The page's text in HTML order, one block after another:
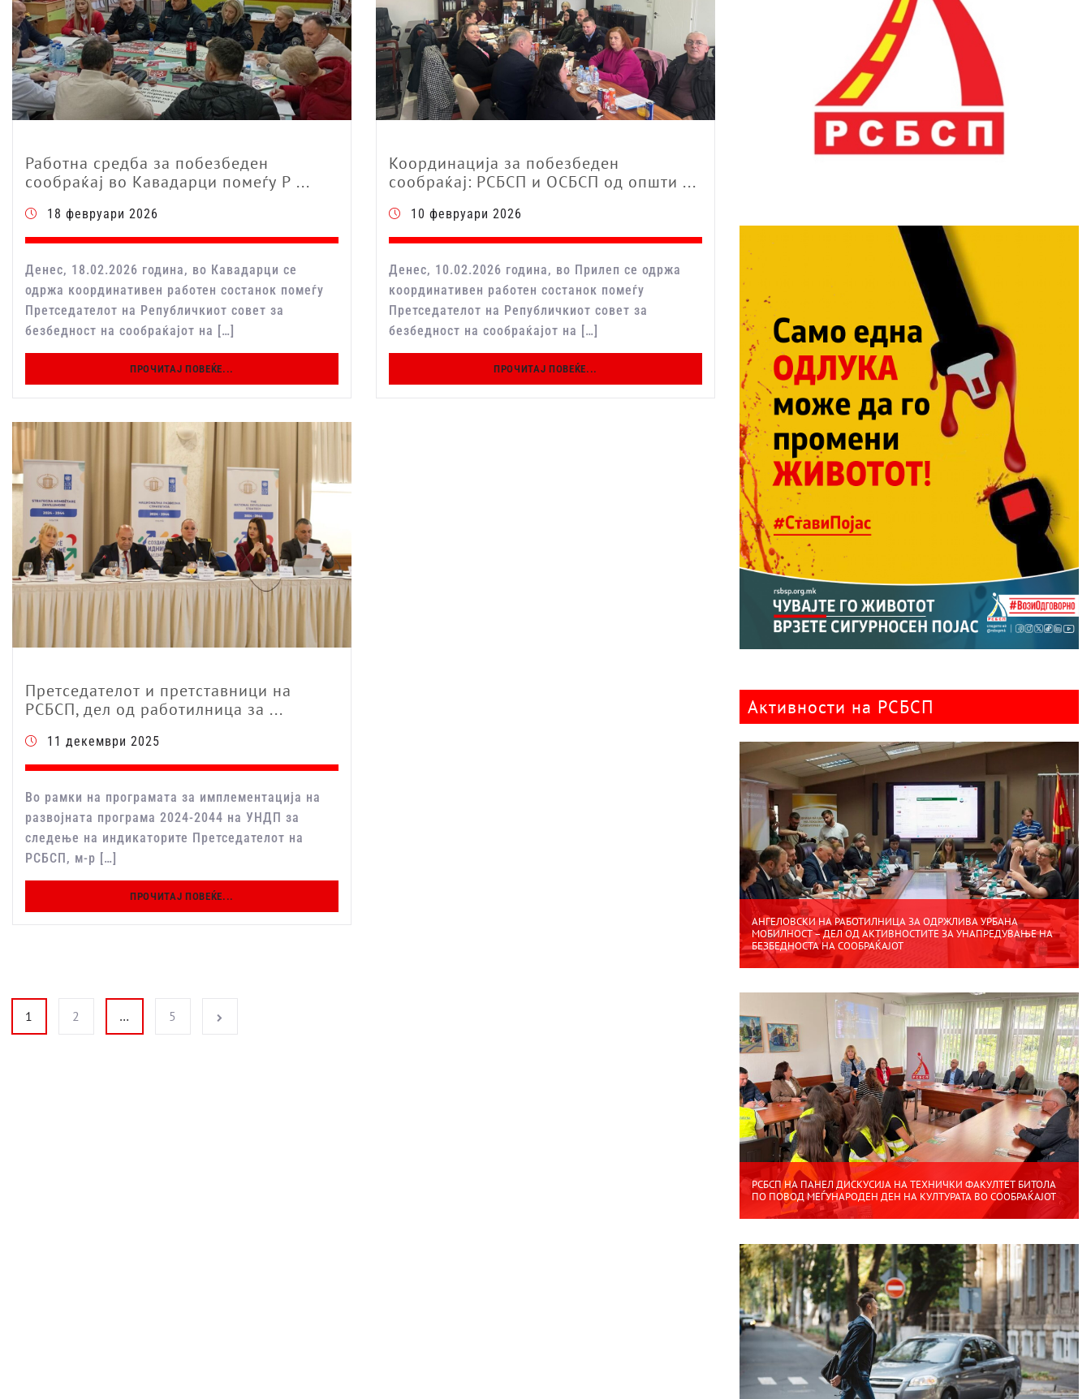
Работна средба за побезбеден
сообраќај во Кавадарци помеѓу Р ...
18 февруари 2026
Денес, 18.02.2026 година, во Кавадарци се
одржа координативен работен состанок помеѓу
Претседателот на Републичкиот совет за
безбедност на сообраќајот на […]
ПРОЧИТАЈ ПОВЕЌЕ...
Координација за побезбеден
сообраќај: РСБСП и ОСБСП од општи ...
10 февруари 2026
Денес, 10.02.2026 година, во Прилеп се одржа
координативен работен состанок помеѓу
Претседателот на Републичкиот совет за
безбедност на сообраќајот на […]
ПРОЧИТАЈ ПОВЕЌЕ...
Претседателот и претставници на
РСБСП, дел од работилница за ...
11 декември 2025
Во рамки на програмата за имплементација на
развојната програма 2024-2044 на УНДП за
следење на индикаторите Претседателот на
РСБСП, м-р […]
ПРОЧИТАЈ ПОВЕЌЕ...
Posts pagination
1 2 … 5
Активности на РСБСП
АНГЕЛОВСКИ НА РАБОТИЛНИЦА ЗА ОДРЖЛИВА УРБАНА
МОБИЛНОСТ – ДЕЛ ОД АКТИВНОСТИТЕ ЗА УНАПРЕДУВАЊЕ НА
БЕЗБЕДНОСТА НА СООБРАЌАЈОТ
РСБСП НА ПАНЕЛ ДИСКУСИЈА НА ТЕХНИЧКИ ФАКУЛТЕТ БИТОЛА
ПО ПОВОД МЕЃУНАРОДЕН ДЕН НА КУЛТУРАТА ВО СООБРАЌАЈОТ